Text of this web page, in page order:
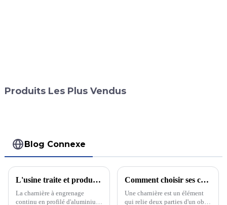
Produits Les Plus Vendus
Blog Connexe
L'usine traite et produit de grandes quantités de charnières à engrenages continus.
La charnière à engrenage
continu en profilé d'aluminium
Comment choisir ses charnières ? Laquelle est la plus adaptée : charnière à engrenage continu ou charnière traditionnelle ?
Une charnière est un élément
qui relie deux parties d'un objet